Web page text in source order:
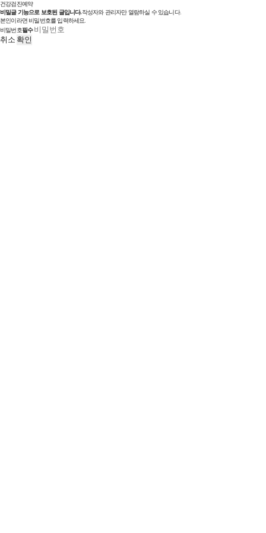
건강검진예약
비밀글 기능으로 보호된 글입니다.작성자와 관리자만 열람하실 수 있습니다.
본인이라면 비밀번호를 입력하세요.
비밀번호필수
취소